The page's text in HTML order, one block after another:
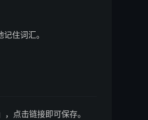
住词汇。
点击链接即可保存。